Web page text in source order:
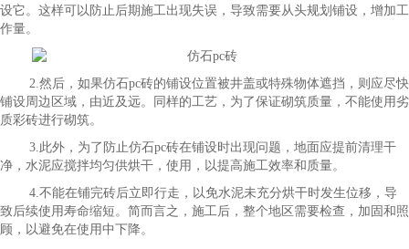
设它。这样可以防止后期施工出现失误，导致需要从头规划铺设，增加工
作量。
2.然后，如果仿石pc砖的铺设位置被井盖或特殊物体遮挡，则应尽快
铺设周边区域，由近及远。同样的工艺，为了保证砌筑质量，不能使用劣
质彩砖进行砌筑。
3.此外，为了防止仿石pc砖在铺设时出现问题，地面应提前清理干
净，水泥应搅拌均匀供烘干，使用，以提高施工效率和质量。
4.不能在铺完砖后立即行走，以免水泥未充分烘干时发生位移，导
致后续使用寿命缩短。简而言之，施工后，整个地区需要检查，加固和照
顾，以避免在使用中下降。